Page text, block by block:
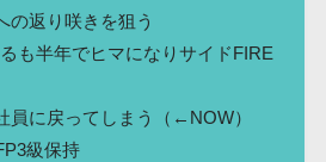
の返り咲きを狙う
も半年でヒマになりサイドFIRE
員に戻ってしまう（←NOW）
級保持